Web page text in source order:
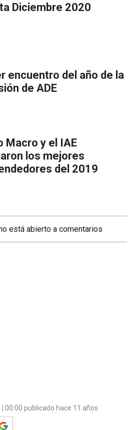
Diciembre 2020
encuentro del año de la
de ADE
Macro y el IAE
los mejores
del 2019
está abierto a comentarios
00:00 publicado hace 11 años